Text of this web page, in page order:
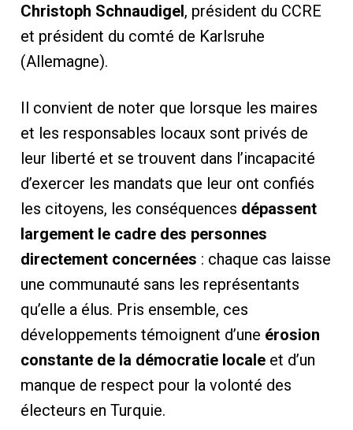
Christoph Schnaudigel, président du CCRE
et président du comté de Karlsruhe
(Allemagne).
Il convient de noter que lorsque les maires
et les responsables locaux sont privés de
leur liberté et se trouvent dans l’incapacité
d’exercer les mandats que leur ont confiés
les citoyens, les conséquences dépassent
largement le cadre des personnes
directement concernées : chaque cas laisse
une communauté sans les représentants
qu’elle a élus. Pris ensemble, ces
développements témoignent d’une érosion
constante de la démocratie localeet d’un
manque de respect pour la volonté des
électeurs en Turquie.